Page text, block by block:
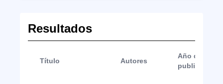
Resultados
Título Autores
Año de
publicación